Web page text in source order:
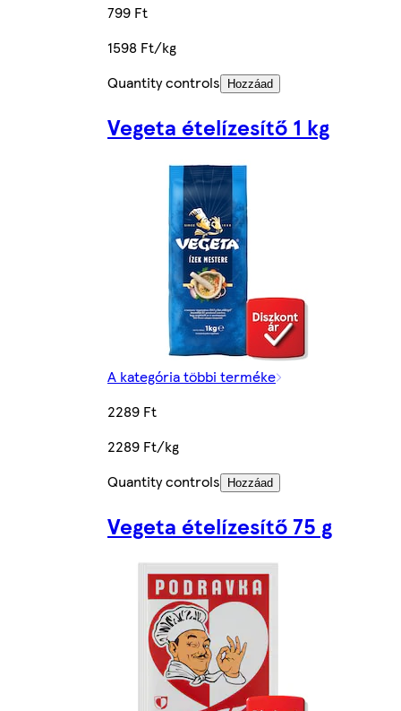
799 Ft
1598 Ft/kg
Quantity controls
Hozzáad
Vegeta ételízesítő 1 kg
A kategória többi terméke
2289 Ft
2289 Ft/kg
Quantity controls
Hozzáad
Vegeta ételízesítő 75 g